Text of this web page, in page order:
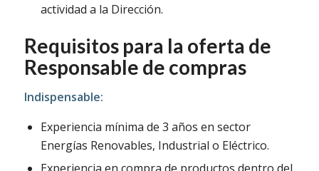
actividad a la Dirección.
Requisitos para la oferta de
Responsable de compras
Indispensable:
Experiencia mínima de 3 años en sector
Energías Renovables, Industrial o Eléctrico.